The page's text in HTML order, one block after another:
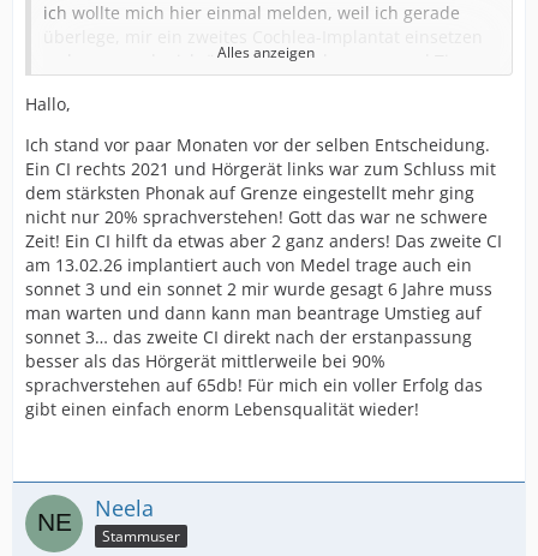
ich wollte mich hier einmal melden, weil ich gerade
zu lassen und mich über eure Erfahrungen und Tipps
Seit November 2022 trage ich rechts ein Cochlea-
Implantat von MED-EL mit dem SONNET 2
Sprachprozessor. Damit komme ich grundsätzlich gut
zurecht.
Links trage ich aktuell noch ein Hörgerät.
Allerdings habe ich mir in letzter Zeit mehrere
Meinungen von Hörakustikern eingeholt, weil ich das
Gefühl hatte, dass ich damit kaum noch Nutzen habe.
Heute hatte ich erneut einen Termin bei einem
Hörakustiker inklusive Hörtest. Dabei wurde mir erklärt,
dass bei meinem linken Ohr leider medizinisch gesehen
Ich höre zwar noch etwas auf dem linken Ohr, aber
wirklich nur sehr schlecht. Nach den Gesprächen und
Alles anzeigen
Hallo,
Ich stand vor paar Monaten vor der selben Entscheidung.
Ein CI rechts 2021 und Hörgerät links war zum Schluss mit
dem stärksten Phonak auf Grenze eingestellt mehr ging
nicht nur 20% sprachverstehen! Gott das war ne schwere
Zeit! Ein CI hilft da etwas aber 2 ganz anders! Das zweite CI
am 13.02.26 implantiert auch von Medel trage auch ein
sonnet 3 und ein sonnet 2 mir wurde gesagt 6 Jahre muss
man warten und dann kann man beantrage Umstieg auf
sonnet 3… das zweite CI direkt nach der erstanpassung
besser als das Hörgerät mittlerweile bei 90%
sprachverstehen auf 65db! Für mich ein voller Erfolg das
gibt einen einfach enorm Lebensqualität wieder!
Neela
Stammuser